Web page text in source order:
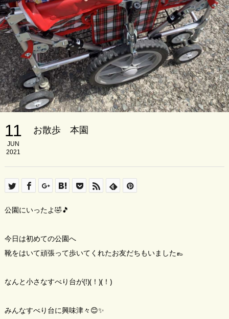
11
JUN
2021
お散歩 本園
公園にいったよ🤣🎵
今日は初めての公園へ
靴をはいて頑張って歩いてくれたお友だちもいました👞
なんと小さなすべり台が(!)(！)(！)
みんなすべり台に興味津々😊✨